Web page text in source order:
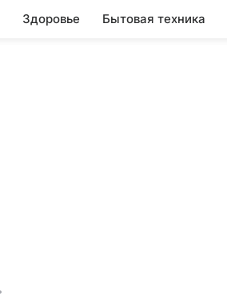
Здоровье Бытовая техника